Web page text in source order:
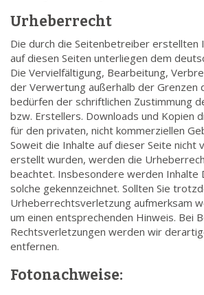
Urheberrecht
Die durch die Seitenbetreiber erstellten
auf diesen Seiten unterliegen dem
Die Vervielfältigung, Bearbeitung,
der Verwertung außerhalb der Grenzen
bedürfen der schriftlichen Zustimmung
bzw. Erstellers. Downloads und Kopien
für den privaten, nicht kommerziellen
Soweit die Inhalte auf dieser Seite nicht
erstellt wurden, werden die
beachtet. Insbesondere werden Inhalte
solche gekennzeichnet. Sollten Sie
Urheberrechtsverletzung aufmerksam
um einen entsprechenden Hinweis. Bei
Rechtsverletzungen werden wir
entfernen.
Fotonachweise: